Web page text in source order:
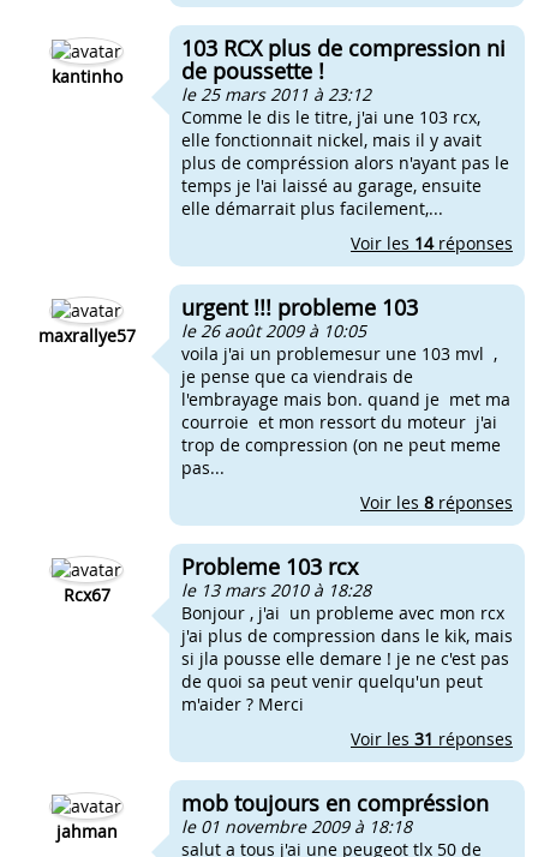
kantinho
103 RCX plus de compression ni
de poussette !
le 25 mars 2011 à 23:12
Comme le dis le titre, j'ai une 103 rcx,
elle fonctionnait nickel, mais il y avait
plus de compréssion alors n'ayant pas le
temps je l'ai laissé au garage, ensuite
elle démarrait plus facilement,...
Voir les 14réponses
maxrallye57
urgent !!! probleme 103
le 26 août 2009 à 10:05
voila j'ai un problemesur une 103 mvl ,
je pense que ca viendrais de
l'embrayage mais bon. quand je met ma
courroie et mon ressort du moteur j'ai
trop de compression (on ne peut meme
pas...
Voir les 8 réponses
Rcx67
Probleme 103 rcx
le 13 mars 2010 à 18:28
Bonjour , j'ai un probleme avec mon rcx
j'ai plus de compression dans le kik, mais
si jla pousse elle demare ! je ne c'est pas
de quoi sa peut venir quelqu'un peut
m'aider ? Merci
Voir les 31 réponses
jahman
mob toujours en compréssion
le 01 novembre 2009 à 18:18
salut a tous j'ai une peugeot tlx 50 de